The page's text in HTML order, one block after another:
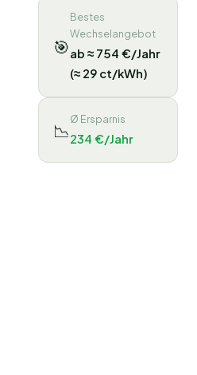
🎯
Bestes
Wechselangebot
ab ≈ 754 €/Jahr
(≈ 29 ct/kWh)
📉
Ø Ersparnis
234 €/Jahr